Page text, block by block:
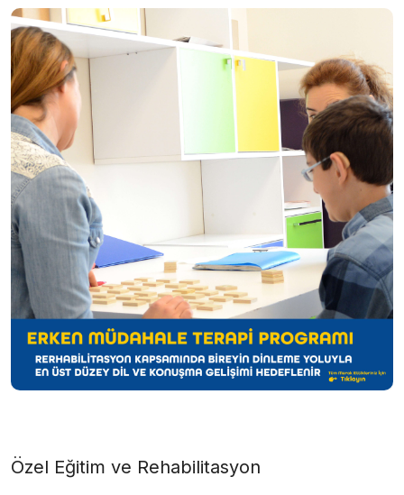
Özel Eğitim ve Rehabilitasyon